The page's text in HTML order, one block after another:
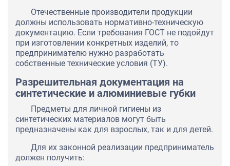
Отечественные производители продукции
должны использовать нормативно-техническую
документацию. Если требования ГОСТ не подойдут
при изготовлении конкретных изделий, то
предпринимателю нужно разработать
собственные технические условия (ТУ).
Разрешительная документация на
синтетические и алюминиевые губки
Предметы для личной гигиены из
синтетических материалов могут быть
предназначены как для взрослых, так и для детей.
Для их законной реализации предприниматель
должен получить: